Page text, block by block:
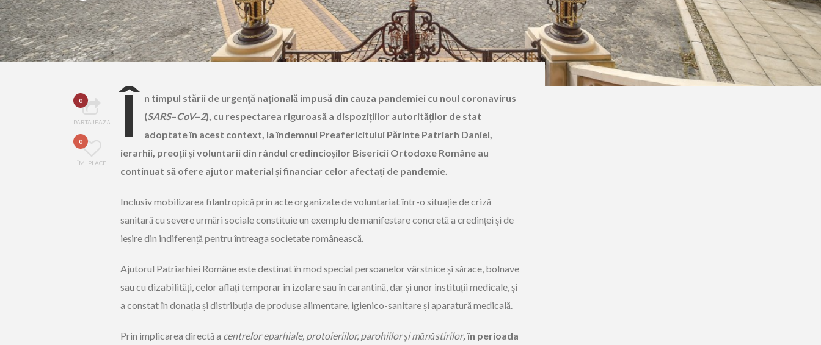
0
PARTAJEAZĂ
0
ÎMI PLACE
Î n timpul stării de urgență națională impusă din cauza pandemiei cu noul coronavirus
(SARS–CoV–2), cu respectarea riguroasă a dispozițiilor autorităților de stat
adoptate în acest context, la îndemnul Preafericitului Părinte Patriarh Daniel,
ierarhii, preoții și voluntarii din rândul credincioșilor Bisericii Ortodoxe Române au
continuat să ofere ajutor material și financiar celor afectați de pandemie.
Inclusiv mobilizarea filantropică prin acte organizate de voluntariat într-o situație de criză
sanitară cu severe urmări sociale constituie un exemplu de manifestare concretă a credinței și de
ieșire din indiferență pentru întreaga societate românească
Ajutorul Patriarhiei Române este destinat în mod special persoanelor vârstnice și sărace, bolnave
sau cu dizabilități, celor aflați temporar în izolare sau în carantină, dar și unor instituții medicale, și
a constat în donația și distribuția de produse alimentare, igienico-sanitare și aparatură medicală.
Prin implicarea directă a centrelor eparhiale, protoieriilor, parohiilorși mănăstirilor,în perioada